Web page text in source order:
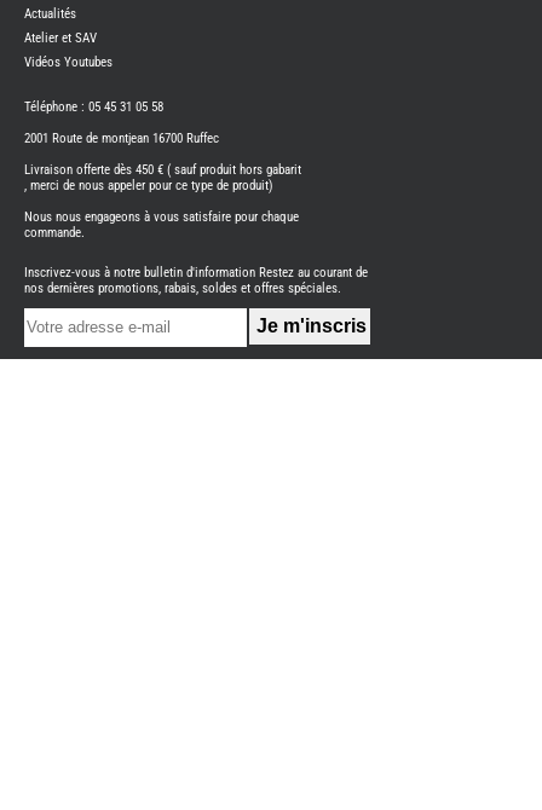
CAMPING-
ITINEO
CAMPING-
OCCASION
CARADO
NEUFS
FOURGON
BENIMAR
FOURGON
Actualités
Atelier et SAV
Vidéos Youtubes
Téléphone : 05 45 31 05 58
2001 Route de montjean 16700 Ruffec
Livraison offerte dès 450 € ( sauf produit hors gabarit
, merci de nous appeler pour ce type de produit)
Nous nous engageons à vous satisfaire pour chaque
commande.
Inscrivez-vous à notre bulletin d'information Restez au courant de
nos dernières promotions, rabais, soldes et offres spéciales.